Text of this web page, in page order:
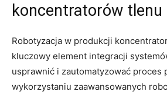
koncentratorów tlenu
Robotyzacja w‍ produkcji
kluczowy element‍ integracji
‍usprawnić ‍i zautomatyzować proces​
wykorzystaniu ​zaawansowanych